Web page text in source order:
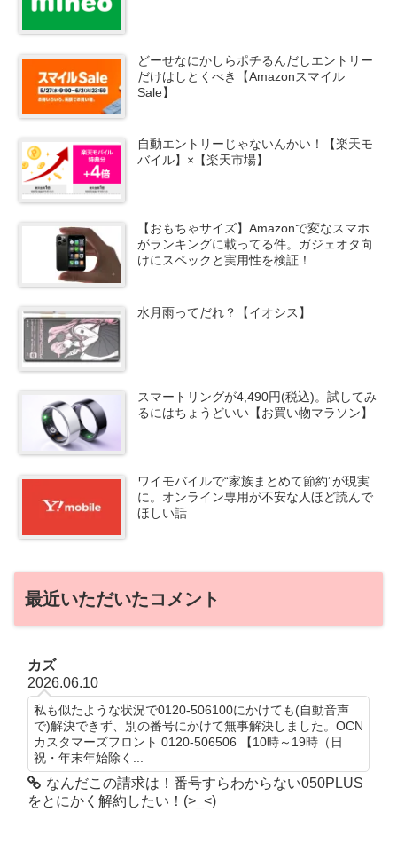
どーせなにかしらポチるんだしエントリー
だけはしとくべき【Amazonスマイル
Sale】
自動エントリーじゃないんかい！【楽天モ
バイル】×【楽天市場】
【おもちゃサイズ】Amazonで変なスマホ
がランキングに載ってる件。ガジェオタ向
けにスペックと実用性を検証！
水月雨ってだれ？【イオシス】
スマートリングが4,490円(税込)。試してみ
るにはちょうどいい【お買い物マラソン】
ワイモバイルで“家族まとめて節約”が現実
に。オンライン専用が不安な人ほど読んで
ほしい話
最近いただいたコメント
カズ
2026.06.10
私も似たような状況で0120-506100にかけても(自動音声
で)解決できず、別の番号にかけて無事解決しました。OCN
カスタマーズフロント 0120-506506 【10時～19時（日
祝・年末年始除く...
なんだこの請求は！番号すらわからない050PLUS
をとにかく解約したい！(>_<)